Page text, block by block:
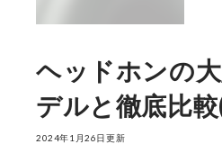
ヘッドホンの
デルと徹底比
2024年1月26日更新